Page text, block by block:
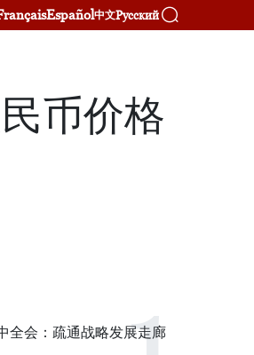
Español中文Русский
币价格
全会：疏通战略发展走廊